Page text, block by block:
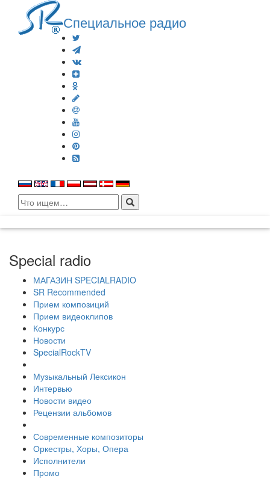
Специальное радио
Search
for:
Special radio
МАГАЗИН SPECIALRADIO
SR Recommended
Прием композиций
Прием видеоклипов
Конкурс
Новости
SpecialRockTV
Музыкальный Лексикон
Интервью
Новости видео
Рецензии альбомов
Современные композиторы
Оркестры, Хоры, Опера
Исполнители
Промо